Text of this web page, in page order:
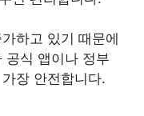
하고 있기 때문에
공식 앱이나 정부
장 안전합니다.